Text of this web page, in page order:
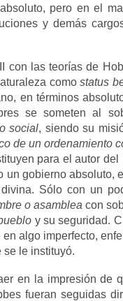
pero en el
y demás
con las teorías de
comostatus
en términos
se someten al
social, siendo su
de un ordenamiento
para el autor
un gobierno absoluto,
Sólo con un
o asamblea con
y su seguridad.
algo imperfecto,
le instituyó.
en la impresión de
fueran seguidas